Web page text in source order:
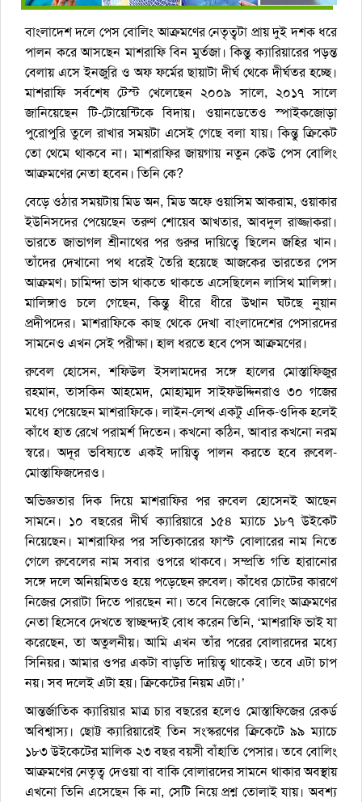
বাংলাদেশ দলে পেস বোলিং আক্রমণের নেতৃত্বটা প্রায় দুই দশক ধরে
পালন করে আসছেন মাশরাফি বিন মুর্তজা। কিন্তু ক্যারিয়ারের পড়ন্ত
বেলায় এসে ইনজুরি ও অফ ফর্মের ছায়াটা দীর্ঘ থেকে দীর্ঘতর হচ্ছে।
মাশরাফি সর্বশেষ টেস্ট খেলেছেন ২০০৯ সালে, ২০১৭ সালে
জানিয়েছেন টি-টোয়েন্টিকে বিদায়। ওয়ানডেতেও স্পাইকজোড়া
পুরোপুরি তুলে রাখার সময়টা এসেই গেছে বলা যায়। কিন্তু ক্রিকেট
তো থেমে থাকবে না। মাশরাফির জায়গায় নতুন কেউ পেস বোলিং
আক্রমণের নেতা হবেন। তিনি কে?
বেড়ে ওঠার সময়টায় মিড অন, মিড অফে ওয়াসিম আকরাম, ওয়াকার
ইউনিসদের পেয়েছেন তরুণ শোয়েব আখতার, আবদুল রাজ্জাকরা।
ভারতে জাভাগল শ্রীনাথের পর গুরুর দায়িত্বে ছিলেন জহির খান।
তাঁদের দেখানো পথ ধরেই তৈরি হয়েছে আজকের ভারতের পেস
আক্রমণ। চামিন্দা ভাস থাকতে থাকতে এসেছিলেন লাসিথ মালিঙ্গা।
মালিঙ্গাও চলে গেছেন, কিন্তু ধীরে ধীরে উত্থান ঘটছে নুয়ান
প্রদীপদের। মাশরাফিকে কাছ থেকে দেখা বাংলাদেশের পেসারদের
সামনেও এখন সেই পরীক্ষা। হাল ধরতে হবে পেস আক্রমণের।
রুবেল হোসেন, শফিউল ইসলামদের সঙ্গে হালের মোস্তাফিজুর
রহমান, তাসকিন আহমেদ, মোহাম্মদ সাইফউদ্দিনরাও ৩০ গজের
মধ্যে পেয়েছেন মাশরাফিকে। লাইন-লেন্থ একটু এদিক-ওদিক হলেই
কাঁধে হাত রেখে পরামর্শ দিতেন। কখনো কঠিন, আবার কখনো নরম
স্বরে। অদূর ভবিষ্যতে একই দায়িত্ব পালন করতে হবে রুবেল-
মোস্তাফিজদেরও।
অভিজ্ঞতার দিক দিয়ে মাশরাফির পর রুবেল হোসেনই আছেন
সামনে। ১০ বছরের দীর্ঘ ক্যারিয়ারে ১৫৪ ম্যাচে ১৮৭ উইকেট
নিয়েছেন। মাশরাফির পর সত্যিকারের ফাস্ট বোলারের নাম নিতে
গেলে রুবেলের নাম সবার ওপরে থাকবে। সম্প্রতি গতি হারানোর
সঙ্গে দলে অনিয়মিতও হয়ে পড়েছেন রুবেল। কাঁধের চোটের কারণে
নিজের সেরাটা দিতে পারছেন না। তবে নিজেকে বোলিং আক্রমণের
নেতা হিসেবে দেখতে স্বাচ্ছন্দ্যই বোধ করেন তিনি, ‘মাশরাফি ভাই যা
করেছেন, তা অতুলনীয়। আমি এখন তাঁর পরের বোলারদের মধ্যে
সিনিয়র। আমার ওপর একটা বাড়তি দায়িত্ব থাকেই। তবে এটা চাপ
নয়। সব দলেই এটা হয়। ক্রিকেটের নিয়ম এটা।’
আন্তর্জাতিক ক্যারিয়ার মাত্র চার বছরের হলেও মোস্তাফিজের রেকর্ড
অবিশ্বাস্য। ছোট্ট ক্যারিয়ারেই তিন সংস্করণের ক্রিকেটে ৯৯ ম্যাচে
১৮৩ উইকেটের মালিক ২৩ বছর বয়সী বাঁহাতি পেসার। তবে বোলিং
আক্রমণের নেতৃত্ব দেওয়া বা বাকি বোলারদের সামনে থাকার অবস্থায়
এখনো তিনি এসেছেন কি না, সেটি নিয়ে প্রশ্ন তোলাই যায়। অবশ্য